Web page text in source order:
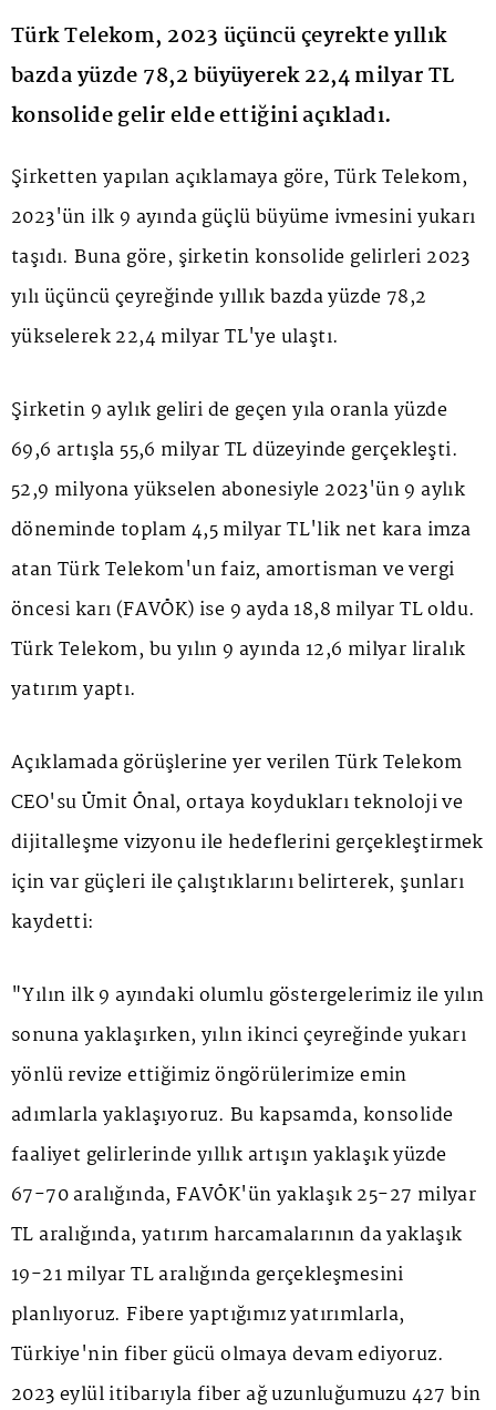
Türk Telekom, 2023 üçüncü çeyrekte yıllık
bazda yüzde 78,2 büyüyerek 22,4 milyar TL
konsolide gelir elde ettiğini açıkladı.
Şirketten yapılan açıklamaya göre, Türk Telekom,
2023'ün ilk 9 ayında güçlü büyüme ivmesini yukarı
taşıdı. Buna göre, şirketin konsolide gelirleri 2023
yılı üçüncü çeyreğinde yıllık bazda yüzde 78,2
yükselerek 22,4 milyar TL'ye ulaştı.
Şirketin 9 aylık geliri de geçen yıla oranla yüzde
69,6 artışla 55,6 milyar TL düzeyinde gerçekleşti.
52,9 milyona yükselen abonesiyle 2023'ün 9 aylık
döneminde toplam 4,5 milyar TL'lik net kara imza
atan Türk Telekom'un faiz, amortisman ve vergi
öncesi karı (FAVÖK) ise 9 ayda 18,8 milyar TL oldu.
Türk Telekom, bu yılın 9 ayında 12,6 milyar liralık
yatırım yaptı.
Açıklamada görüşlerine yer verilen Türk Telekom
CEO'su Ümit Önal, ortaya koydukları teknoloji ve
dijitalleşme vizyonu ile hedeflerini gerçekleştirmek
için var güçleri ile çalıştıklarını belirterek, şunları
kaydetti:
"Yılın ilk 9 ayındaki olumlu göstergelerimiz ile yılın
sonuna yaklaşırken, yılın ikinci çeyreğinde yukarı
yönlü revize ettiğimiz öngörülerimize emin
adımlarla yaklaşıyoruz. Bu kapsamda, konsolide
faaliyet gelirlerinde yıllık artışın yaklaşık yüzde
67-70 aralığında, FAVÖK'ün yaklaşık 25-27 milyar
TL aralığında, yatırım harcamalarının da yaklaşık
19-21 milyar TL aralığında gerçekleşmesini
planlıyoruz. Fibere yaptığımız yatırımlarla,
Türkiye'nin fiber gücü olmaya devam ediyoruz.
2023 eylül itibarıyla fiber ağ uzunluğumuzu 427 bin